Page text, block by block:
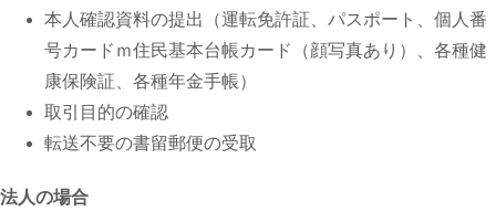
本人確認資料の提出（運転免許証、パスポート、個人番
号カードｍ住民基本台帳カード（顔写真あり）、各種健
康保険証、各種年金手帳）
取引目的の確認
転送不要の書留郵便の受取
法人の場合